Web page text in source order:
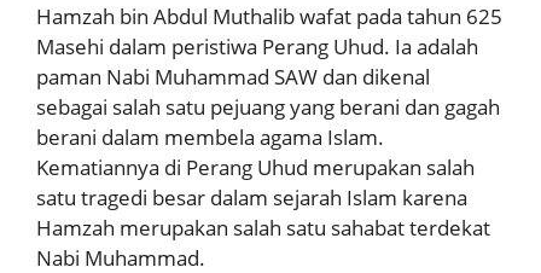
Hamzah bin Abdul Muthalib wafat pada tahun 625
Masehi dalam peristiwa Perang Uhud. Ia adalah
paman Nabi Muhammad SAW dan dikenal
sebagai salah satu pejuang yang berani dan gagah
berani dalam membela agama Islam.
Kematiannya di Perang Uhud merupakan salah
satu tragedi besar dalam sejarah Islam karena
Hamzah merupakan salah satu sahabat terdekat
Nabi Muhammad.